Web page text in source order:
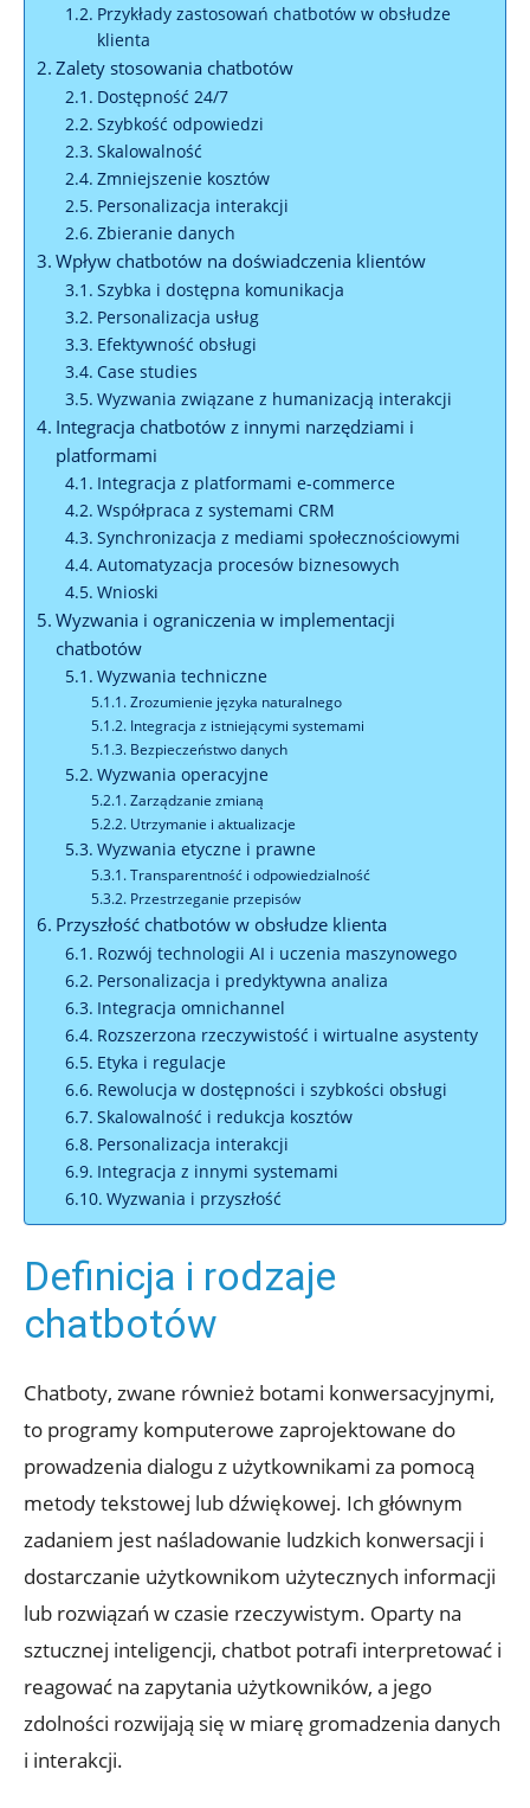
Przykłady zastosowań chatbotów w obsłudze
klienta
Zalety stosowania chatbotów
Dostępność 24/7
Szybkość odpowiedzi
Skalowalność
Zmniejszenie kosztów
Personalizacja interakcji
Zbieranie danych
Wpływ chatbotów na doświadczenia klientów
Szybka i dostępna komunikacja
Personalizacja usług
Efektywność obsługi
Case studies
Wyzwania związane z humanizacją interakcji
Integracja chatbotów z innymi narzędziami i
platformami
Integracja z platformami e-commerce
Współpraca z systemami CRM
Synchronizacja z mediami społecznościowymi
Automatyzacja procesów biznesowych
Wnioski
Wyzwania i ograniczenia w implementacji
chatbotów
Wyzwania techniczne
Zrozumienie języka naturalnego
Integracja z istniejącymi systemami
Bezpieczeństwo danych
Wyzwania operacyjne
Zarządzanie zmianą
Utrzymanie i aktualizacje
Wyzwania etyczne i prawne
Transparentność i odpowiedzialność
Przestrzeganie przepisów
Przyszłość chatbotów w obsłudze klienta
Rozwój technologii AI i uczenia maszynowego
Personalizacja i predyktywna analiza
Integracja omnichannel
Rozszerzona rzeczywistość i wirtualne asystenty
Etyka i regulacje
Rewolucja w dostępności i szybkości obsługi
Skalowalność i redukcja kosztów
Personalizacja interakcji
Integracja z innymi systemami
Wyzwania i przyszłość
Definicja i rodzaje
chatbotów
Chatboty, zwane również botami konwersacyjnymi,
to programy komputerowe zaprojektowane do
prowadzenia dialogu z użytkownikami za pomocą
metody tekstowej lub dźwiękowej. Ich głównym
zadaniem jest naśladowanie ludzkich konwersacji i
dostarczanie użytkownikom użytecznych informacji
lub rozwiązań w czasie rzeczywistym. Oparty na
sztucznej inteligencji, chatbot potrafi interpretować i
reagować na zapytania użytkowników, a jego
zdolności rozwijają się w miarę gromadzenia danych
i interakcji.